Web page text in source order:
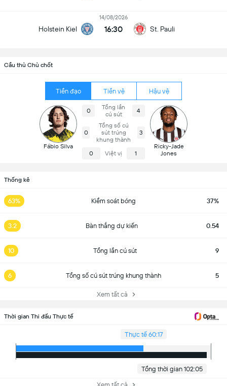
Holstein Kiel
14/08/2026
16:30 St. Pauli
Cầu thủ Chủ chốt
Tiền đạo Tiền vệ Hậu vệ
Fábio Silva
0
Tổng lần
cú sút
4
0
Tổng số cú
sút trúng
khung thành
3
0 Việt vị 1
Ricky-Jade
Jones
Thống kê
63% Kiểm soát bóng 37%
3.2 Bàn thắng dự kiến 0.54
10 Tổng lần cú sút 9
6 Tổng số cú sút trúng khung thành 5
Xem tất cả
Thời gian Thi đấu Thực tế
Thực tế 60:17
Tổng thời gian 102:05
Xem tất cả